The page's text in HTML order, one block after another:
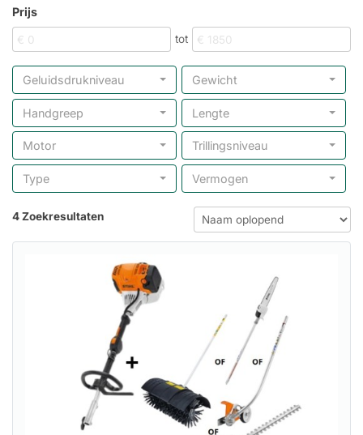
Prijs
tot
Geluidsdrukniveau Gewicht
Handgreep Lengte
Motor Trillingsniveau
Type Vermogen
4 Zoekresultaten